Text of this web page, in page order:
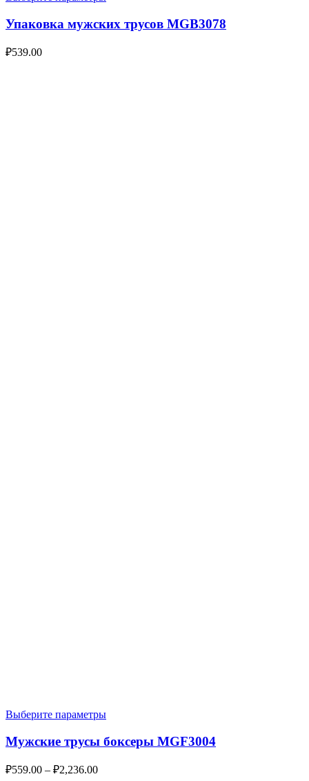
Упаковка мужских трусов MGB3078
₽539.00
Выберите параметры
Мужские трусы боксеры MGF3004
₽559.00 – ₽2,236.00